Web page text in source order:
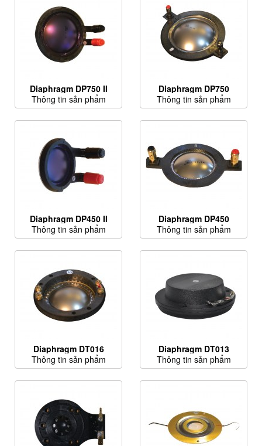
Diaphragm DP750 II
Thông tin sản phẩm
Diaphragm DP750
Thông tin sản phẩm
Diaphragm DP450 II
Thông tin sản phẩm
Diaphragm DP450
Thông tin sản phẩm
Diaphragm DT016
Thông tin sản phẩm
Diaphragm DT013
Thông tin sản phẩm